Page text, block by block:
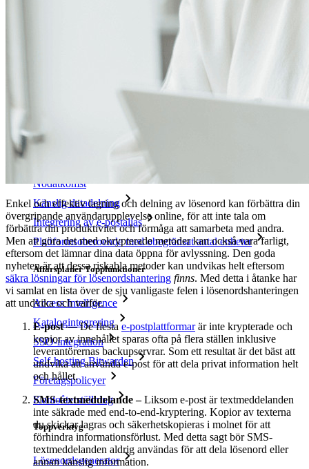
Nödåtkomst
Känslig datadelning
Integrering av e-postalias
Plattformsoberoende med obegränsat antal enheter
Affärsplaner Toppfunktioner
Access Intelligence
Katalogintegrering
SSO-integration
Self-hosting Bitwarden
Företagspolicyer
Kontoåterställning
Toppverktyg
Lösenordsgenerator
Enkel och effektiv lagring och delning av lösenord kan förbättra din
övergripande användarupplevelse online, för att inte tala om
förbättra din produktivitet och förmåga att samarbeta med andra.
Men att göra det med okrypterade metoder kan också vara farligt,
eftersom det lämnar dina data öppna för avlyssning. Den goda
nyheten är att dessa riskabla metoder kan undvikas helt eftersom
säkra lösningar för lösenordshantering finns. Med detta i åtanke har
vi samlat en lista över de sju vanligaste felen i lösenordshanteringen
att undvika och varför.
E-post–– De flesta e-postplattformarär inte krypterade och
kopior av innehållet sparas ofta på flera ställen inklusive
leverantörernas backupservrar. Som ett resultat är det bäst att
undvika att använda e-post för att dela privat information helt
och hållet.
SMS-textmeddelande –Liksom e-post är textmeddelanden
inte säkrade med end-to-end-kryptering. Kopior av texterna
du skickar lagras och säkerhetskopieras i molnet för att
förhindra informationsförlust. Med detta sagt bör SMS-
textmeddelanden aldrig användas för att dela lösenord eller
annan känslig information.